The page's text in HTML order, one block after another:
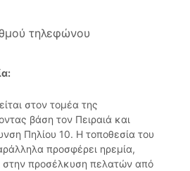
τηλεφώνου
στον τομέα της
βάση τον Πειραιά και
Πηλίου 10. Η τοποθεσία του
προσφέρει ηρεμία,
στην προσέλκυση πελατών από